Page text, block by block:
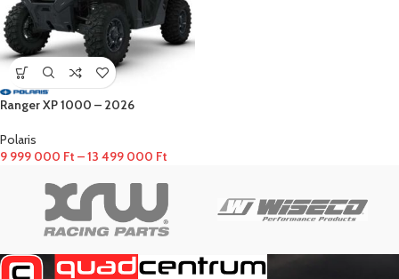
Ranger XP 1000 – 2026
Polaris
9 999 000 Ft –13 499 000 Ft